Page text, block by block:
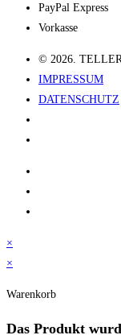
PayPal Express
Vorkasse
© 2026.
IMPRESSUM
DATENSCHUTZ
×
×
Warenkorb
Das Produkt